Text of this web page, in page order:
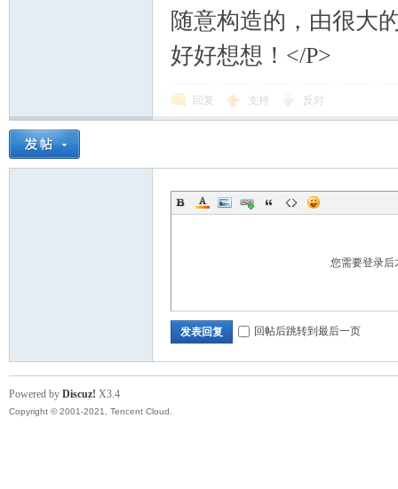
随意构造的，由很大
好好想想！</P>
回复 支持 反对
您需要登录
发表回复 回帖后跳转到最后一页
Powered by Discuz! X3.4
Copyright © 2001-2021, Tencent Cloud.